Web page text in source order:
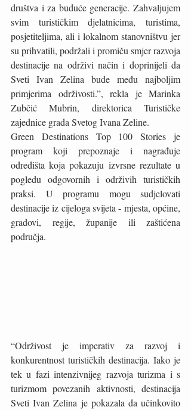
društva i za buduće generacije. Zahvaljujem
svim turističkim djelatnicima, turistima,
posjetiteljima, ali i lokalnom stanovništvu jer
su prihvatili, podržali i promiču smjer razvoja
destinacije na održivi način i doprinijeli da
Sveti Ivan Zelina bude među najboljim
primjerima održivosti.”, rekla je Marinka
Zubčić Mubrin, direktorica Turističke
zajednice grada Svetog Ivana Zeline.
Green Destinations Top 100 Stories je
program koji prepoznaje i nagrađuje
odredišta koja pokazuju izvrsne rezultate u
pogledu odgovornih i održivih turističkih
praksi. U programu mogu sudjelovati
destinacije iz cijeloga svijeta - mjesta, općine,
gradovi, regije, županije ili zaštićena
područja.
“Održivost je imperativ za razvoj i
konkurentnost turističkih destinacija. Iako je
tek u fazi intenzivnijeg razvoja turizma i s
turizmom povezanih aktivnosti, destinacija
Sveti Ivan Zelina je pokazala da učinkovito